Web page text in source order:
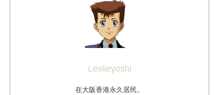
Leslieyoshi
在大阪香港永久居民。